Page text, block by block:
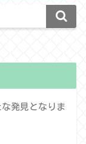
発見となりま